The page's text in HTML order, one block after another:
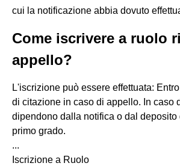
cui la notificazione abbia dovuto
Come iscrivere a ruolo
appello?
L'iscrizione può essere effettuata:
di citazione in caso di appello. In caso
dipendono dalla notifica o dal deposito
primo grado.
...
Iscrizione a Ruolo